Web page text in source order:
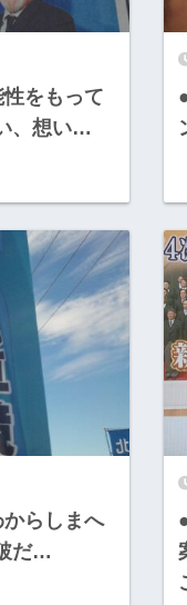
をもって
、想い…
らしまへ
だ…